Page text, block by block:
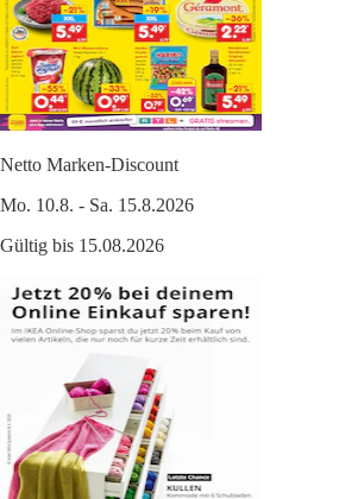
Netto Marken-Discount
Mo. 10.8. - Sa. 15.8.2026
Gültig bis 15.08.2026